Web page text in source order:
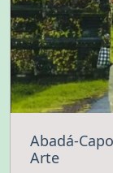
Abadá-
Arte